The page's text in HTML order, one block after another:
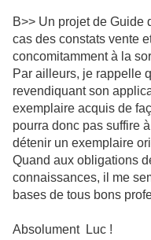
B>> Un projet de Guide
cas des constats vente
concomitamment à la
Par ailleurs, je rappelle
revendiquant son
exemplaire acquis de
pourra donc pas suffire
détenir un exemplaire
Quand aux obligations
connaissances, il me
bases de tous bons
Absolument Luc !